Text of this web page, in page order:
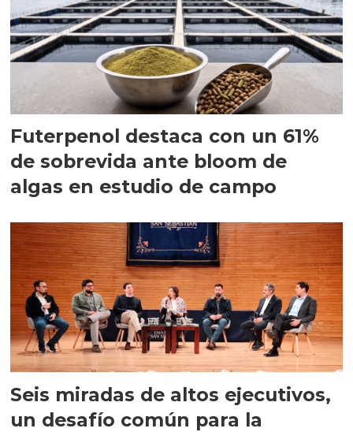
Futerpenol destaca con un 61%
de sobrevida ante bloom de
algas en estudio de campo
Seis miradas de altos ejecutivos,
un desafío común para la